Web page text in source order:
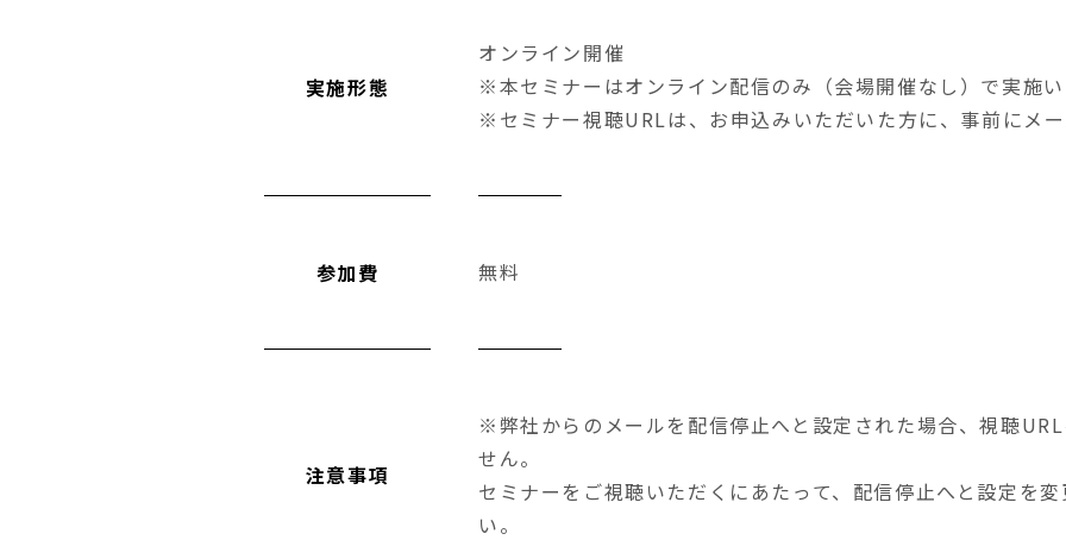
実施形態
オンライン開催
※本セミナーはオンライン配信のみ（会場開催なし）で実施い
※セミナー視聴URLは、お申込みいただいた方に、事前にメー
参加費 無料
注意事項
※弊社からのメールを配信停止へと設定された場合、視聴
せん。
セミナーをご視聴いただくにあたって、配信停止へと設定を
い。